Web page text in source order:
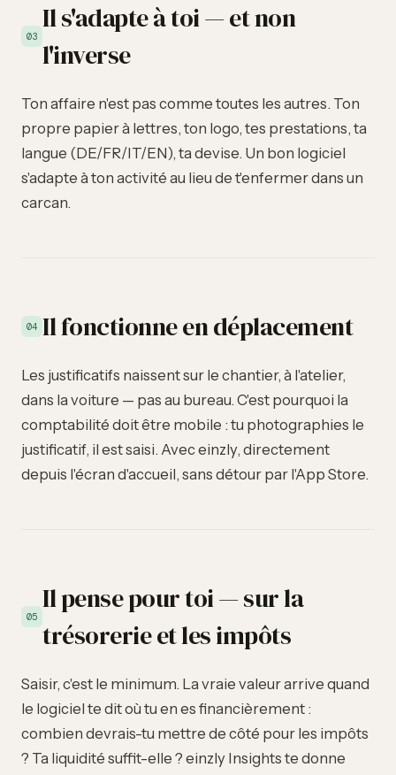
03
Il s'adapte à toi — et non
l'inverse
Ton affaire n'est pas comme toutes les autres. Ton
propre papier à lettres, ton logo, tes prestations, ta
langue (DE/FR/IT/EN), ta devise. Un bon logiciel
s'adapte à ton activité au lieu de t'enfermer dans un
carcan.
04 Il fonctionne en déplacement
Les justificatifs naissent sur le chantier, à l'atelier,
dans la voiture — pas au bureau. C'est pourquoi la
comptabilité doit être mobile : tu photographies le
justificatif, il est saisi. Avec einzly, directement
depuis l'écran d'accueil, sans détour par l'App Store.
05
Il pense pour toi — sur la
trésorerie et les impôts
Saisir, c'est le minimum. La vraie valeur arrive quand
le logiciel te dit où tu en es financièrement :
combien devrais-tu mettre de côté pour les impôts
? Ta liquidité suffit-elle ? einzly Insights te donne